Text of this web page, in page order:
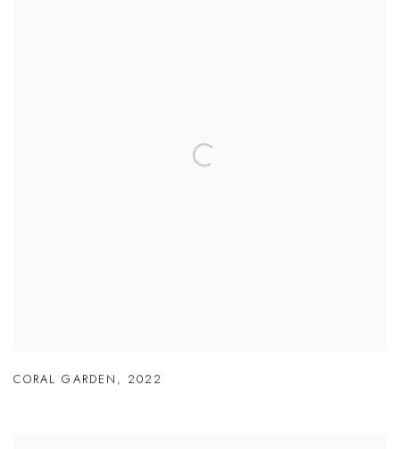
CORAL GARDEN , 2022